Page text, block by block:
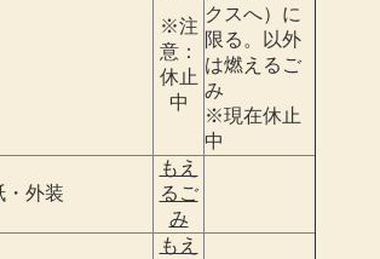
※注
意：
休止
中
クスへ）に
限る。以外
は燃えるご
み
※現在休止
中
・外装
もえ
るご
み
もえ